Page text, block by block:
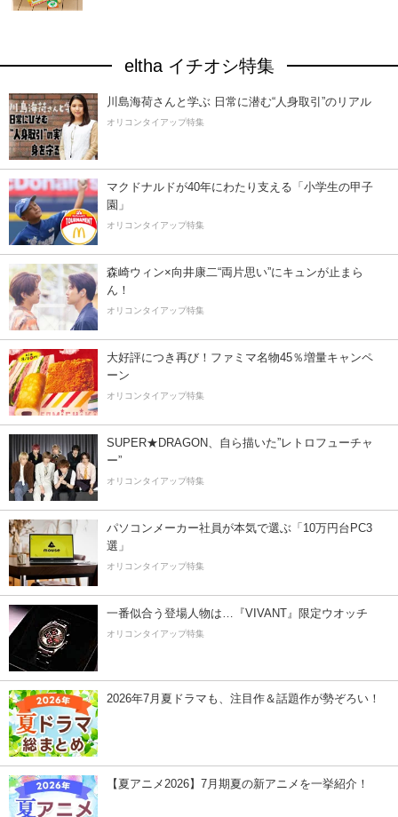
eltha イチオシ特集
川島海荷さんと学ぶ 日常に潜む“人身取引”のリアル
オリコンタイアップ特集
マクドナルドが40年にわたり支える「小学生の甲子
園」
オリコンタイアップ特集
森崎ウィン×向井康二“両片思い”にキュンが止まら
ん！
オリコンタイアップ特集
大好評につき再び！ファミマ名物45％増量キャンペ
ーン
オリコンタイアップ特集
SUPER★DRAGON、自ら描いた”レトロフューチャ
ー”
オリコンタイアップ特集
パソコンメーカー社員が本気で選ぶ「10万円台PC3
選」
オリコンタイアップ特集
一番似合う登場人物は…『VIVANT』限定ウオッチ
オリコンタイアップ特集
2026年7月夏ドラマも、注目作＆話題作が勢ぞろい！
【夏アニメ2026】7月期夏の新アニメを一挙紹介！